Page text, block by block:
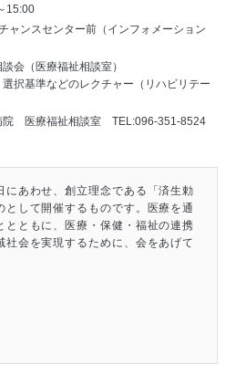
15:00
ャンスセンター前（インフォメーション
会（医療福祉相談室）
基準などのレクチャー（リハビリテー
院 医療福祉相談室 TEL:096-351-8524
にあわせ、創立理念である「済生勅
として開催するものです。医療を通
とともに、医療・保健・福祉の連携
社会を実現するために、会をあげて